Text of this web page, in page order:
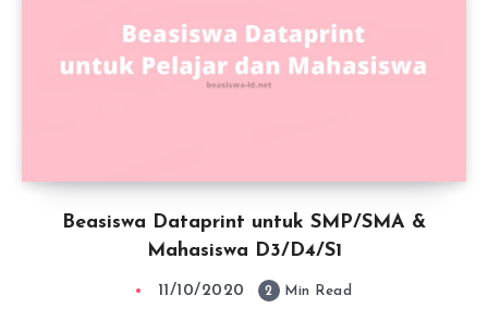
Beasiswa Dataprint untuk SMP/SMA &
Mahasiswa D3/D4/S1
11/10/2020 2 Min Read